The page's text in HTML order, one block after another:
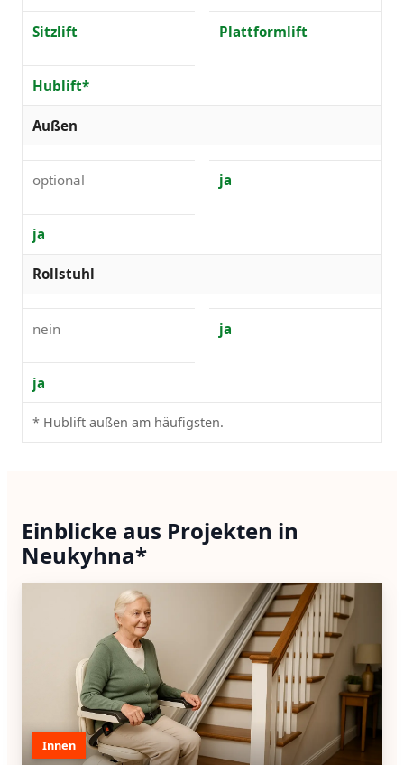
Sitzlift Plattformlift
Hublift*
Außen
optional ja
ja
Rollstuhl
nein ja
ja
* Hublift außen am häufigsten.
Einblicke aus Projekten in
Neukyhna*
Innen